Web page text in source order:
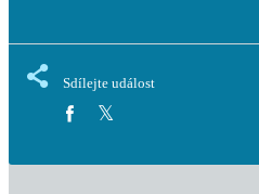
Sdílejte událost